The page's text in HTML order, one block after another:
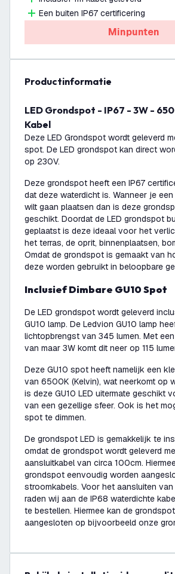
Een buiten IP67 certificering
Minpunten
productinformatie
LED Grondspot - IP67 - 3W -
Kabel
Deze LED Grondspot wordt geleverd
spot. De LED grondspot kan direct
op 230V.
Deze grondspot heeft een IP67
dat deze waterdicht is. Wanneer je
wilt gaan plaatsen dan is deze
geschikt. Doordat de LED grondspot
geplaatst is deze ideaal voor het
het terras, de oprit, binnenplaatsen,
Omdat de grondspot is gemaakt van
deze worden gebruikt in beloopbare
Inclusief Dimbare GU10 Spot
De LED grondspot wordt geleverd
GU10 lamp. De Ledvion GU10 lamp
lichtopbrengst van 345 lumen. Met
van maar 3W komt dit neer op 115
Deze GU10 spot heeft namelijk een
van 6500K (Kelvin), wat neerkomt op
is deze GU10 LED uitermate geschikt
van een gezellige sfeer. Ook is het
spot te dimmen.
De grondspot LED is gemakkelijk te
omdat de grondspot wordt geleverd
aansluitkabel van circa 100cm.
grondspot eenvoudig worden
stroomkabels. Voor het aansluiten
raden wij aan de IP68 waterdichte
te bestellen. Hiermee kan de
aangesloten op bijvoorbeeld onze